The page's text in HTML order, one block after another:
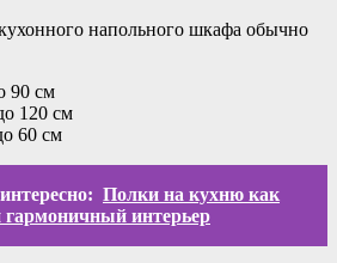
напольного шкафа обычно
90 см
120 см
60 см
Полки на кухню как
гармоничный интерьер